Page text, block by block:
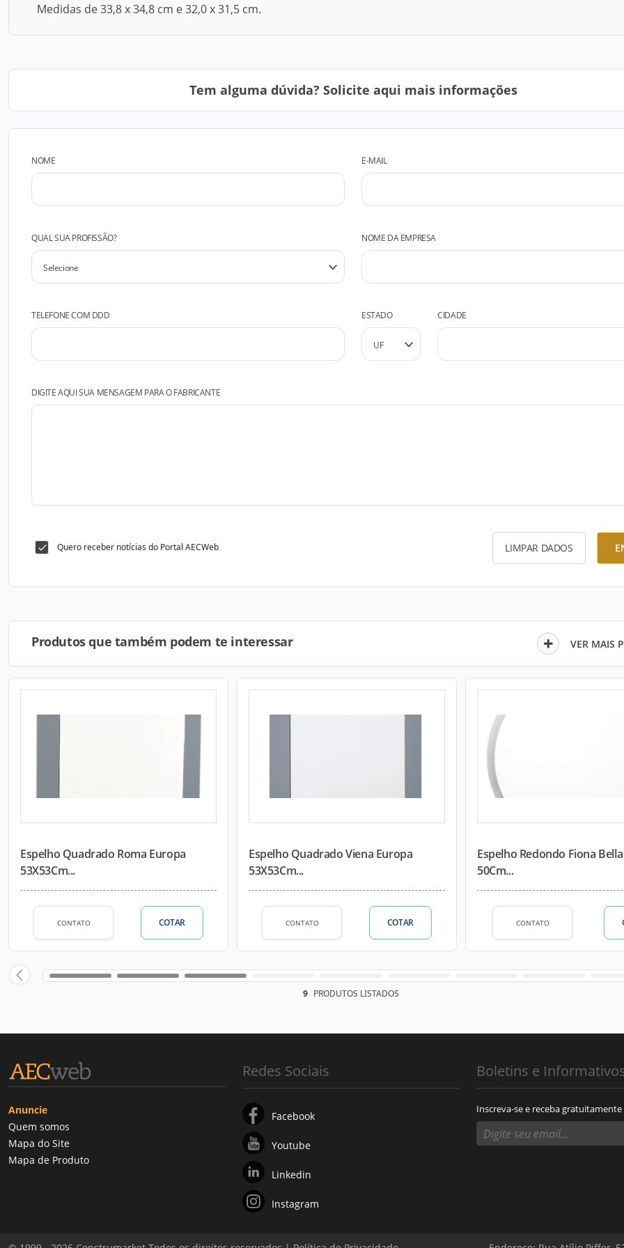
Medidas de 33,8 x 34,8 cm e 32,0 x 31,5 cm.
Tem alguma dúvida? Solicite aqui mais informações
NOME E-MAIL
QUAL SUA PROFISSÃO? NOME DA EMPRESA
TELEFONE COM DDD ESTADO CIDADE
DIGITE AQUI SUA MENSAGEM PARA O FABRICANTE
Quero receber notícias do Portal AECWeb LIMPAR DADOS
Produtos que também podem te interessar VER MAIS
Espelho Quadrado Roma Europa
53X53Cm...
CONTATO COTAR
Espelho Quadrado Viena Europa
53X53Cm...
CONTATO COTAR
Espelho Redondo Fiona
50Cm...
CONTATO
9 PRODUTOS LISTADOS
Anuncie
Quem somos
Mapa do Site
Mapa de Produto
Redes Sociais
Facebook
Youtube
Linkedin
Instagram
Boletins e
Inscreva-se e receba gratuitamente